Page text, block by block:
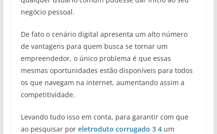
negócio pessoal.
De fato o cenário digital apresenta um alto número
de vantagens para quem busca se tornar um
empreendedor, o único problema é que essas
mesmas oportunidades estão disponíveis para todos
os que navegam na internet, aumentando assim a
competitividade.
Levando tudo isso em conta, para garantir com que
ao pesquisar por eletroduto corrugado 3 4um